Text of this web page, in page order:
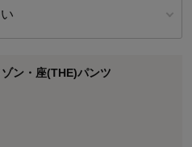
ン・座(THE)パンツ